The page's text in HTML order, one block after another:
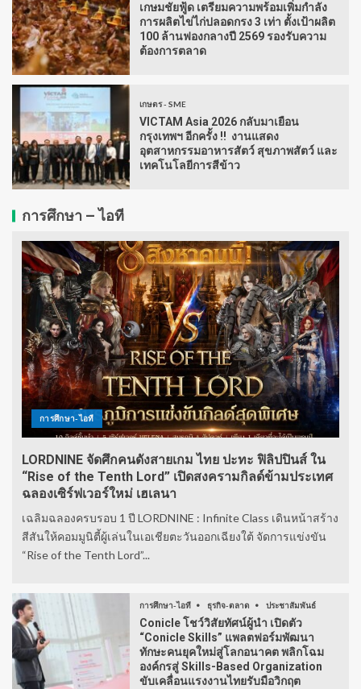
เกษมชัยฟู้ด เตรียมความพร้อมเพิ่มกำลัง
การผลิตไข่ไก่ปลอดกรง 3 เท่า ตั้งเป้าผลิต
100 ล้านฟองกลางปี 2569 รองรับความ
ต้องการตลาด
เกษตร - SME
VICTAM Asia 2026 กลับมาเยือน
กรุงเทพฯ อีกครั้ง !! งานแสดง
อุตสาหกรรมอาหารสัตว์ สุขภาพสัตว์ และ
เทคโนโลยีการสีข้าว
การศึกษา – ไอที
การศึกษา-ไอที
LORDNINE จัดศึกคนดังสายเกม ไทย ปะทะ ฟิลิปปินส์ ใน
“Rise of the Tenth Lord” เปิดสงครามกิลด์ข้ามประเทศ
ฉลองเซิร์ฟเวอร์ใหม่ เฮเลนา
เฉลิมฉลองครบรอบ 1 ปี LORDNINE : Infinite Class เดินหน้าสร้าง
สีสันให้คอมมูนิตี้ผู้เล่นในเอเชียตะวันออกเฉียงใต้ จัดการแข่งขัน
“Rise of the Tenth Lord”...
การศึกษา-ไอที ธุรกิจ-ตลาด ประชาสัมพันธ์
Conicle โชว์วิสัยทัศน์ผู้นำ เปิดตัว
“Conicle Skills” แพลตฟอร์มพัฒนา
ทักษะคนยุคใหม่สู่โลกอนาคต พลิกโฉม
องค์กรสู่ Skills-Based Organization
ขับเคลื่อนแรงงานไทยรับมือวิกฤต